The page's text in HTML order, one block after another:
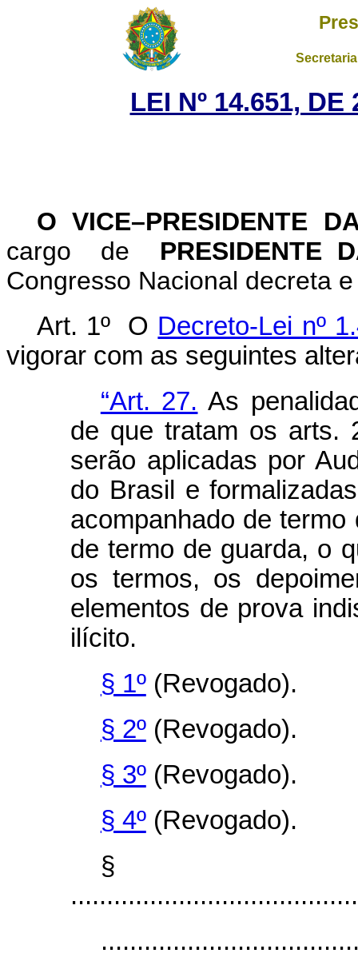
LEI Nº 14.651,
O VICE–PRESIDENTE
cargo de PRESIDENTE
Congresso Nacional decreta
Art. 1º O Decreto-Lei nº
vigorar com as seguintes
“Art. 27. As
de que tratam os arts.
serão aplicadas por
do Brasil e
acompanhado de
de termo de guarda, o
os termos, os
elementos de prova
ilícito.
§ 1º(Revogado).
§ 2º(Revogado).
§ 3º(Revogado).
§ 4º(Revogado).
§